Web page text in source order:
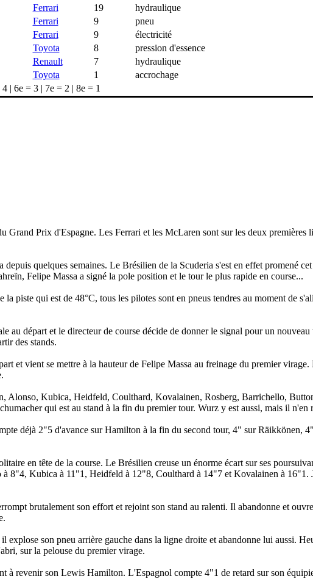
Ferrari 19
hydraulique
Ferrari 9
pneu
Ferrari 9
électricité
Toyota 8
pression d'essence
Renault 7
hydraulique
Toyota 1
accrochage
| 6e = 3 | 7e = 2 | 8e = 1
Grand Prix d'Espagne. Les Ferrari et les McLaren sont sur les deux premières
quelques semaines. Le Brésilien de la Scuderia s'est en effet promené
Felipe Massa a signé la pole position et le tour le plus rapide en course...
piste qui est de 48°C, tous les pilotes sont en pneus tendres au moment de
au départ et le directeur de course décide de donner le signal pour un
des stands.
et vient se mettre à la hauteur de Felipe Massa au freinage du premier
Alonso, Kubica, Heidfeld, Coulthard, Kovalainen, Rosberg, Barrichello,
qui est au stand à la fin du premier tour. Wurz y est aussi, mais il n'en
déjà 2"5 d'avance sur Hamilton à la fin du second tour, 4" sur Räikkönen,
en tête de la course. Le Brésilien creuse un énorme écart sur ses
8"4, Kubica à 11"1, Heidfeld à 12"8, Coulthard à 14"7 et Kovalainen à 16"1.
brutalement son effort et rejoint son stand au ralenti. Il abandonne et
explose son pneu arrière gauche dans la ligne droite et abandonne lui aussi.
sur la pelouse du premier virage.
à revenir son Lewis Hamilton. L'Espagnol compte 4"1 de retard sur son